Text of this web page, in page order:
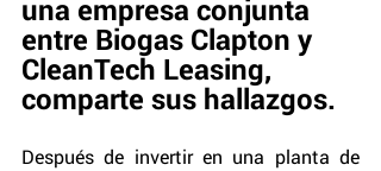
una empresa conjunta
entre Biogas Clapton y
CleanTech Leasing,
comparte sus hallazgos.
Después de invertir en una planta de